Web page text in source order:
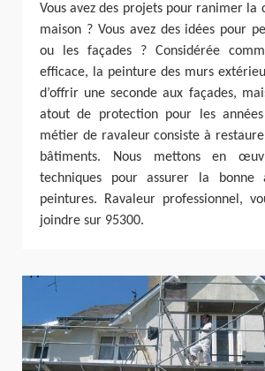
Vous avez des projets pour ranimer la
maison ? Vous avez des idées pour
ou les façades ? Considérée
efficace, la peinture des murs
d’offrir une seconde aux façades,
atout de protection pour les
métier de ravaleur consiste à
bâtiments. Nous mettons en
techniques pour assurer la bonne
peintures. Ravaleur professionnel,
joindre sur 95300.